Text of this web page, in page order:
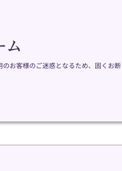
ム
お客様のご迷惑となるため、固くお